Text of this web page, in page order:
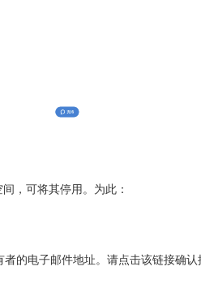
，可将其停用。为此：
的电子邮件地址。请点击该链接确认